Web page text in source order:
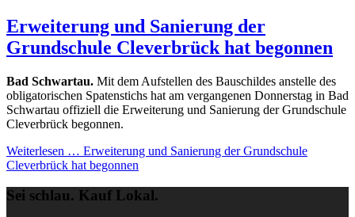
Erweiterung und Sanierung der
Grundschule Cleverbrück hat begonnen
Bad Schwartau. Mit dem Aufstellen des Bauschildes anstelle des
obligatorischen Spatenstichs hat am vergangenen Donnerstag in Bad
Schwartau offiziell die Erweiterung und Sanierung der Grundschule
Cleverbrück begonnen.
Weiterlesen … Erweiterung und Sanierung der Grundschule
Cleverbrück hat begonnen
Sei schlau. Kauf Lokal.